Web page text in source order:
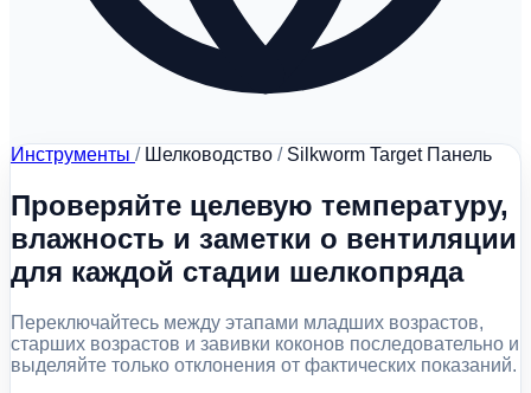
Инструменты / Шелководство / Silkworm Target Панель
Проверяйте целевую температуру,
влажность и заметки о вентиляции
для каждой стадии шелкопряда
Переключайтесь между этапами младших возрастов,
старших возрастов и завивки коконов последовательно и
выделяйте только отклонения от фактических показаний.